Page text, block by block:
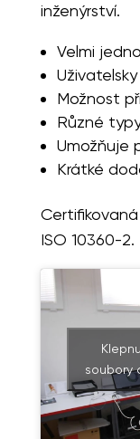
inženýrství.
Velmi
Možnost
Různé
Umožňuje
Krátké
ISO 10360-2.
soubory